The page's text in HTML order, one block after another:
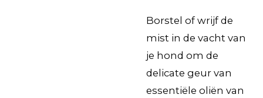
Borstel of wrijf de
mist in de vacht van
je hond om de
delicate geur van
essentiële oliën van